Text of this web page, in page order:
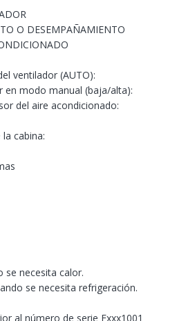
O DESEMPAÑAMIENTO
ventilador (AUTO):
en modo manual (baja/alta):
del aire acondicionado:
cabina:
se necesita calor.
se necesita refrigeración.
al número de serie Exxx1001